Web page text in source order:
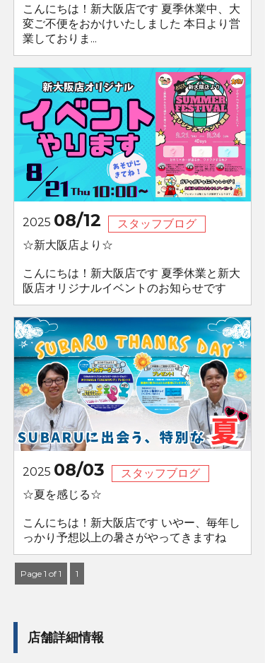
こんにちは！新大阪店です 夏季休業中、大
変ご不便をおかけいたしました 本日より営
業しておりま...
2025 08/12
スタッフブログ
☆新大阪店より☆
こんにちは！新大阪店です 夏季休業と新大
阪店オリジナルイベントのお知らせです
2025 08/03
スタッフブログ
☆夏を感じる☆
こんにちは！新大阪店です いやー、毎年し
っかり予想以上の暑さがやってきますね
Page 1 of 1 1
店舗詳細情報